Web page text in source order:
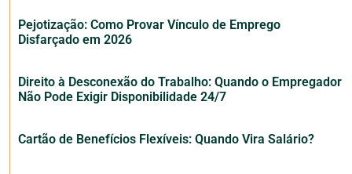
Pejotização: Como Provar Vínculo de Emprego
Disfarçado em 2026
Direito à Desconexão do Trabalho: Quando o Empregador
Não Pode Exigir Disponibilidade 24/7
Cartão de Benefícios Flexíveis: Quando Vira Salário?